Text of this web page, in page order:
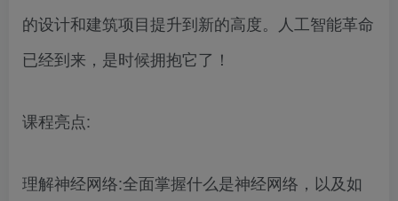
的设计和建筑项目提升到新的高度。人工智能革命
已经到来，是时候拥抱它了！
课程亮点:
理解神经网络:全面掌握什么是神经网络，以及如